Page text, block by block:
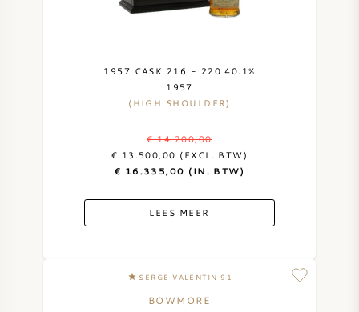
1957 CASK 216 - 220 40.1%
1957
(HIGH SHOULDER)
€ 14.200,00
€ 13.500,00 (EXCL. BTW)
€ 16.335,00 (IN. BTW)
LEES MEER
SERGE VALENTIN 91
BOWMORE